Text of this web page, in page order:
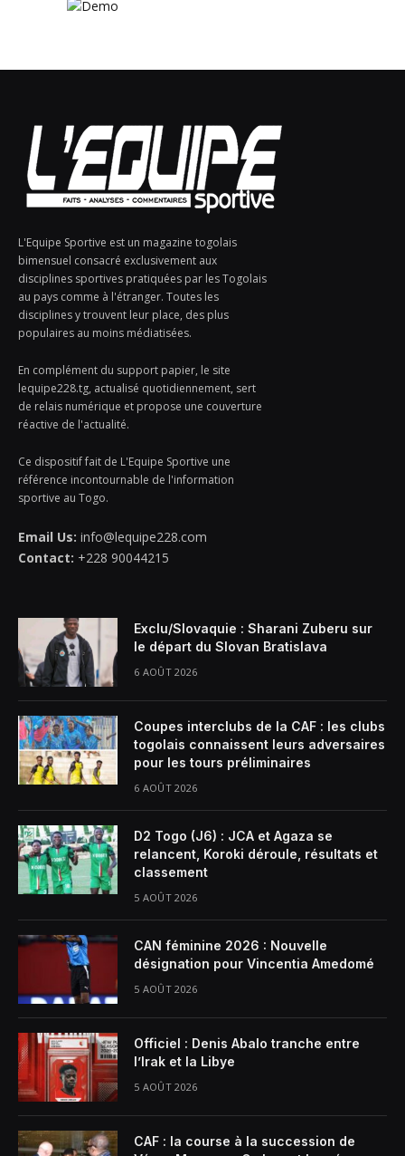
L'Equipe Sportive est un magazine togolais
bimensuel consacré exclusivement aux
disciplines sportives pratiquées par les Togolais
au pays comme à l'étranger. Toutes les
disciplines y trouvent leur place, des plus
populaires au moins médiatisées.
En complément du support papier, le site
lequipe228.tg, actualisé quotidiennement, sert
de relais numérique et propose une couverture
réactive de l'actualité.
Ce dispositif fait de L'Equipe Sportive une
référence incontournable de l'information
sportive au Togo.
Email Us: info@lequipe228.com
Contact: +228 90044215
Exclu/Slovaquie : Sharani Zuberu sur
le départ du Slovan Bratislava
6 AOÛT 2026
Coupes interclubs de la CAF : les clubs
togolais connaissent leurs adversaires
pour les tours préliminaires
6 AOÛT 2026
D2 Togo (J6) : JCA et Agaza se
relancent, Koroki déroule, résultats et
classement
5 AOÛT 2026
CAN féminine 2026 : Nouvelle
désignation pour Vincentia Amedomé
5 AOÛT 2026
Officiel : Denis Abalo tranche entre
l’Irak et la Libye
5 AOÛT 2026
CAF : la course à la succession de